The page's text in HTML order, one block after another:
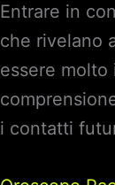
Entrare in
che rivelano
essere
i contatti